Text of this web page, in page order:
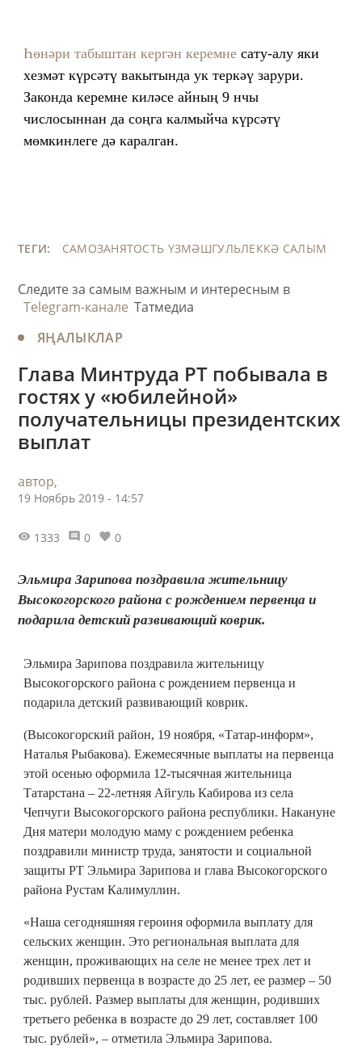
Һөнәри табыштан кергән керемне сату-алу яки
хезмәт күрсәтү вакытында ук теркәү зарури.
Законда керемне киләсе айның 9 нчы
числосыннан да соңга калмыйча күрсәтү
мөмкинлеге дә каралган.
ТЕГИ: САМОЗАНЯТОСТЬ ҮЗМӘШГУЛЬЛЕККӘ САЛЫМ
Следите за самым важным и интересным в
Telegram-канале Татмедиа
ЯҢАЛЫКЛАР
Глава Минтруда РТ побывала в
гостях у «юбилейной»
получательницы президентских
выплат
автор,
19 Ноябрь 2019 - 14:57
1333 0 0
Эльмира Зарипова поздравила жительницу
Высокогорского района с рождением первенца и
подарила детский развивающий коврик.
Эльмира Зарипова поздравила жительницу
Высокогорского района с рождением первенца и
подарила детский развивающий коврик.
(Высокогорский район, 19 ноября, «Татар-информ»,
Наталья Рыбакова). Ежемесячные выплаты на первенца
этой осенью оформила 12-тысячная жительница
Татарстана – 22-летняя Айгуль Кабирова из села
Чепчуги Высокогорского района республики. Накануне
Дня матери молодую маму с рождением ребенка
поздравили министр труда, занятости и социальной
защиты РТ Эльмира Зарипова и глава Высокогорского
района Рустам Калимуллин.
«Наша сегодняшняя героиня оформила выплату для
сельских женщин. Это региональная выплата для
женщин, проживающих на селе не менее трех лет и
родивших первенца в возрасте до 25 лет, ее размер – 50
тыс. рублей. Размер выплаты для женщин, родивших
третьего ребенка в возрасте до 29 лет, составляет 100
тыс. рублей», – отметила Эльмира Зарипова.